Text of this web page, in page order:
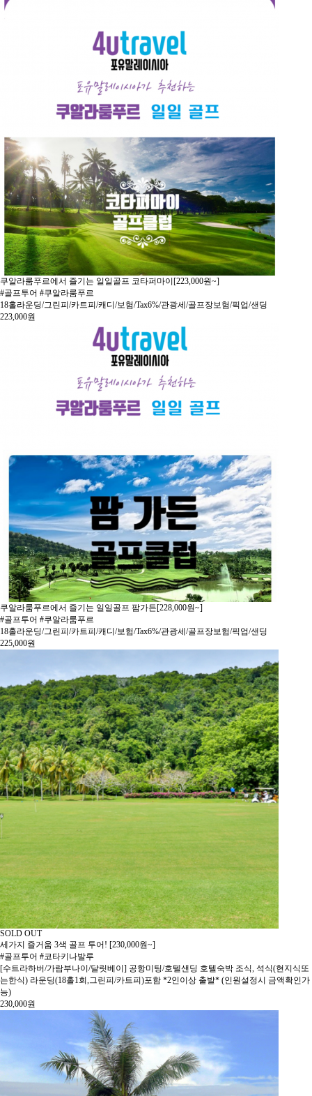
쿠알라룸푸르에서 즐기는 일일골프 코타퍼마이[223,000원~]
#골프투어 #쿠알라룸푸르
18홀라운딩/그린피/카트피/캐디/보험/Tax6%/관광세/골프장보험/픽업/샌딩
223,000원
쿠알라룸푸르에서 즐기는 일일골프 팜가든[228,000원~]
#골프투어 #쿠알라룸푸르
18홀라운딩/그린피/카트피/캐디/보험/Tax6%/관광세/골프장보험/픽업/샌딩
225,000원
SOLD OUT
세가지 즐거움 3색 골프 투어! [230,000원~]
#골프투어 #코타키나발루
[수트라하버/가람부나이/달릿베이] 공항미팅/호텔샌딩 호텔숙박 조식, 석식(현지식또
는한식) 라운딩(18홀1회,그린피/카트피)포함 *2인이상 출발* (인원설정시 금액확인가
능)
230,000원